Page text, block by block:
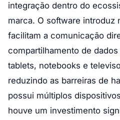
integração dentro do
marca. O software introduz
facilitam a comunicação
compartilhamento de
tablets, notebooks e
reduzindo as barreiras de
possui múltiplos
houve um investimento